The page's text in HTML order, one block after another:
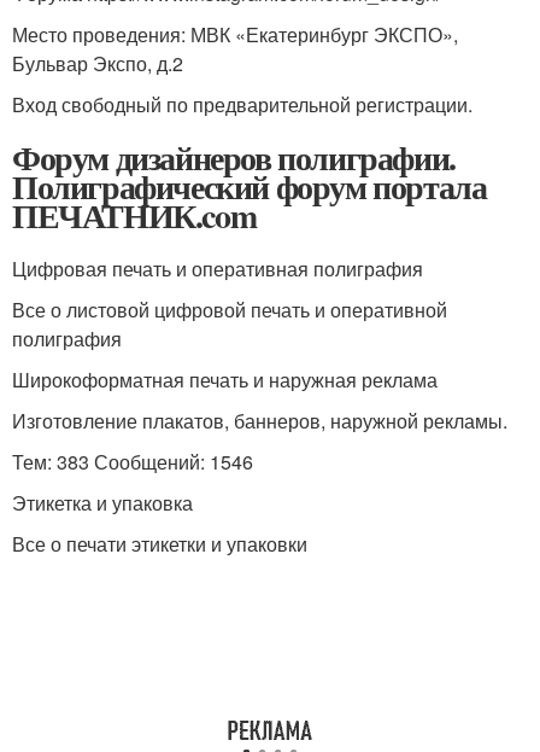
Место проведения: МВК «Екатеринбург ЭКСПО»,
Бульвар Экспо, д.2
Вход свободный по предварительной регистрации.
Форум дизайнеров полиграфии.
Полиграфический форум портала
ПЕЧАТНИК.com
Цифровая печать и оперативная полиграфия
Все о листовой цифровой печать и оперативной
полиграфия
Широкоформатная печать и наружная реклама
Изготовление плакатов, баннеров, наружной рекламы.
Тем: 383 Сообщений: 1546
Этикетка и упаковка
Все о печати этикетки и упаковки